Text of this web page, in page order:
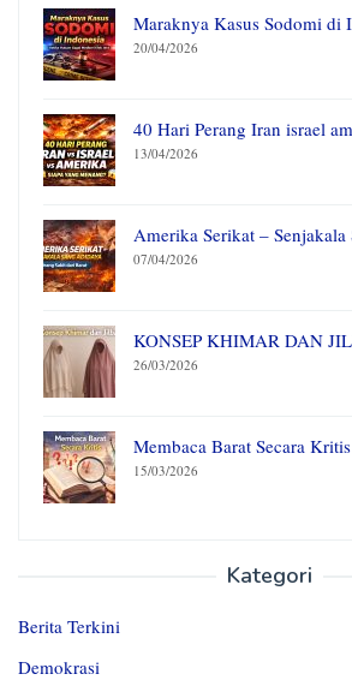
Maraknya Kasus Sodomi
20/04/2026
40 Hari Perang Iran israel
13/04/2026
Amerika Serikat –
07/04/2026
KONSEP KHIMAR DAN
26/03/2026
Membaca Barat Secara Kritis
15/03/2026
Kategori
Berita Terkini
Demokrasi